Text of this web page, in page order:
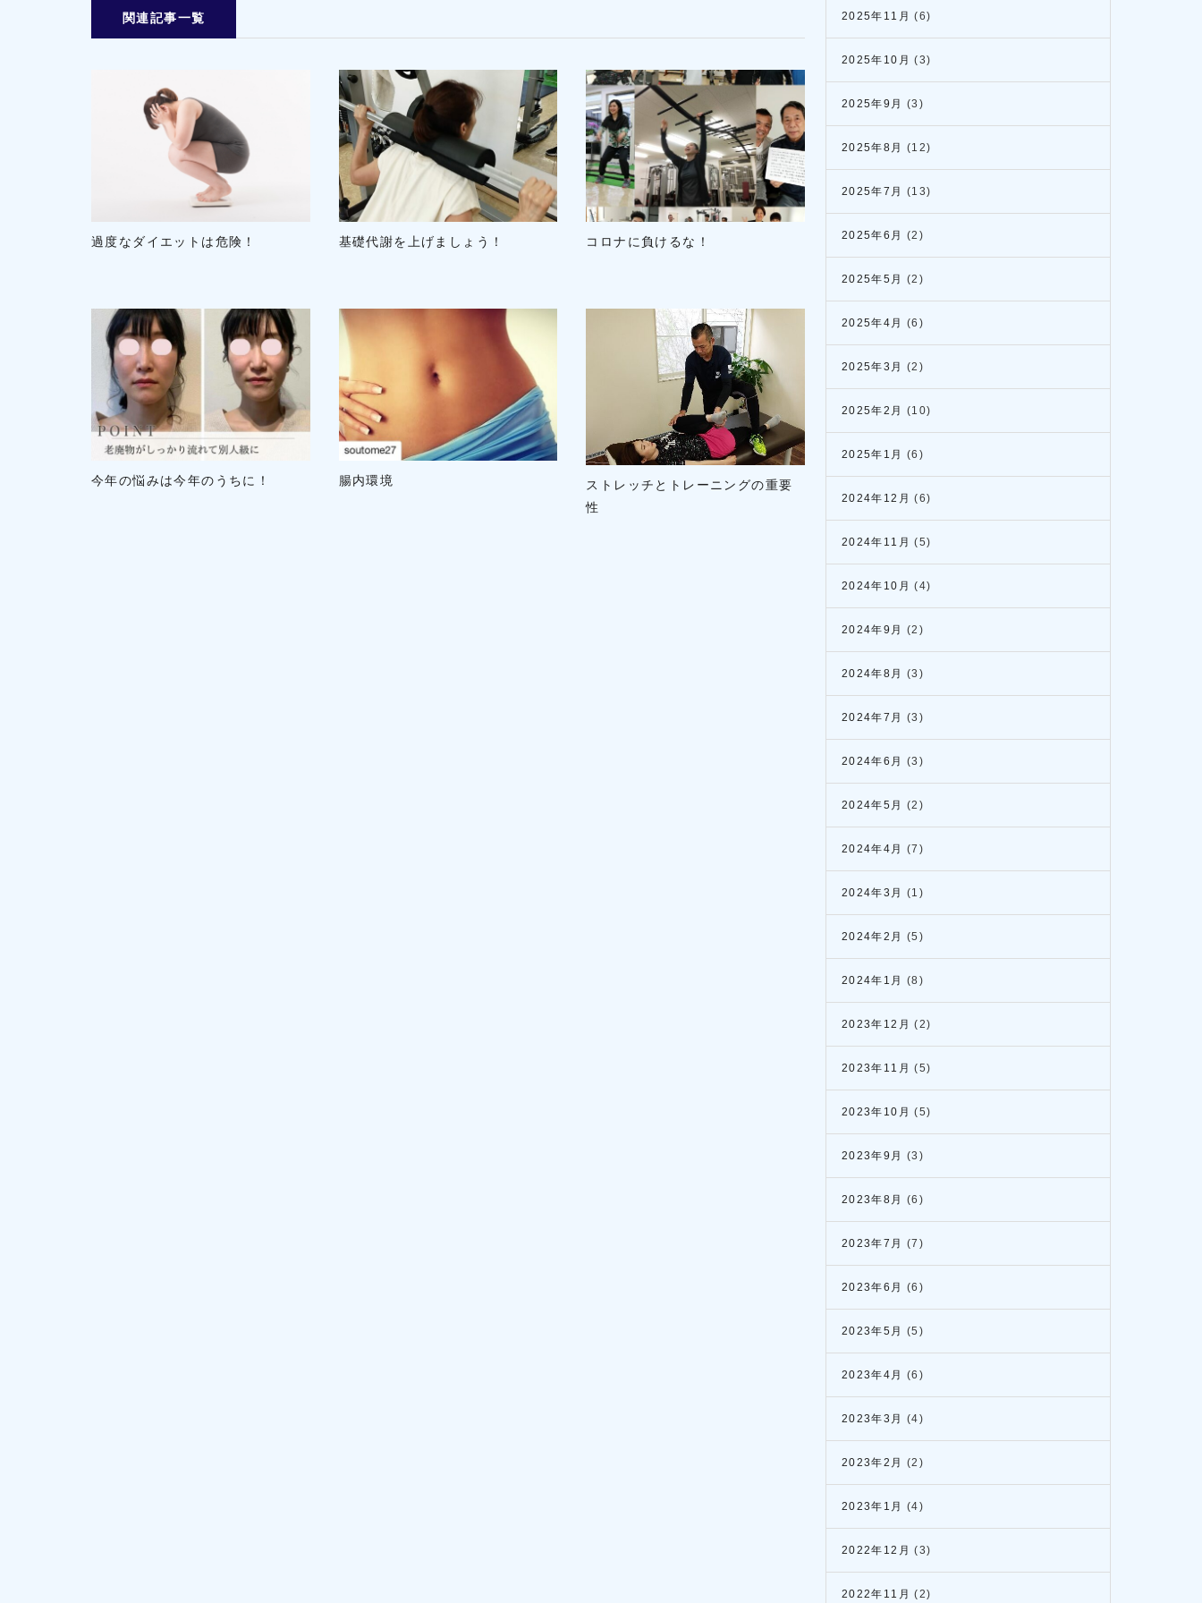
関連記事一覧
過度なダイエットは危険！ 基礎代謝を上げましょう！ コロナに負けるな！
今年の悩みは今年のうちに！ 腸内環境
ストレッチとトレーニングの重要
性
2025年11月 (6)
2025年10月 (3)
2025年9月 (3)
2025年8月 (12)
2025年7月 (13)
2025年6月 (2)
2025年5月 (2)
2025年4月 (6)
2025年3月 (2)
2025年2月 (10)
2025年1月 (6)
2024年12月 (6)
2024年11月 (5)
2024年10月 (4)
2024年9月 (2)
2024年8月 (3)
2024年7月 (3)
2024年6月 (3)
2024年5月 (2)
2024年4月 (7)
2024年3月 (1)
2024年2月 (5)
2024年1月 (8)
2023年12月 (2)
2023年11月 (5)
2023年10月 (5)
2023年9月 (3)
2023年8月 (6)
2023年7月 (7)
2023年6月 (6)
2023年5月 (5)
2023年4月 (6)
2023年3月 (4)
2023年2月 (2)
2023年1月 (4)
2022年12月 (3)
2022年11月 (2)